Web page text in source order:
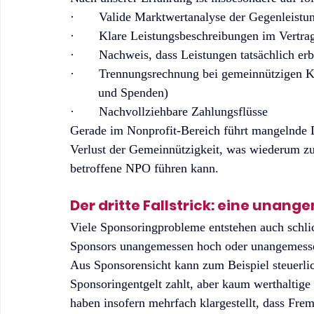
·       Valide Marktwertanalyse der
·       Klare Leistungsbeschreibungen im
·       Nachweis, dass Leistungen tatsächlich
·       Trennungsrechnung bei
	und Spenden)
·       Nachvollziehbare Zahlungsflüsse
Gerade im Nonprofit-Bereich führt
Verlust der Gemeinnützigkeit, was wiederum
betroffene NPO führen kann.
Der dritte Fallstrick: eine
Viele Sponsoringprobleme entstehen auch
Sponsors unangemessen hoch oder
Aus Sponsorensicht kann zum Beispiel
Sponsoringentgelt zahlt, aber kaum
haben insofern mehrfach klargestellt, dass